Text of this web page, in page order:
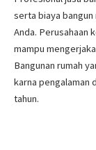
b
o
k
f
t
e
n
c
serta biaya
Anda. Perusahaan
mampu
Bangunan rumah
karna pengalaman
tahun.